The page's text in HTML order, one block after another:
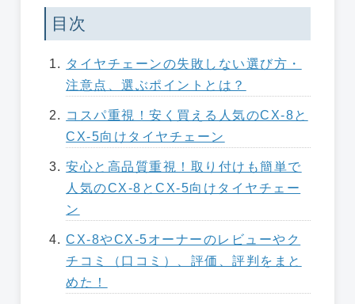
目次
タイヤチェーンの失敗しない選び方・
注意点、選ぶポイントとは？
コスパ重視！安く買える人気のCX-8と
CX-5向けタイヤチェーン
安心と高品質重視！取り付けも簡単で
人気のCX-8とCX-5向けタイヤチェー
ン
CX-8やCX-5オーナーのレビューやク
チコミ（口コミ）、評価、評判をまと
めた！